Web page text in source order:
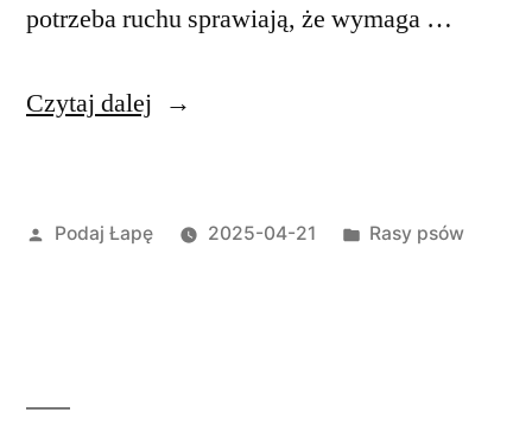
potrzeba ruchu sprawiają, że wymaga …
Czytaj dalej „Wyżeł
–
Opublikowane
Podaj Łapę 2025-04-21
Opublikowano
Rasy psów